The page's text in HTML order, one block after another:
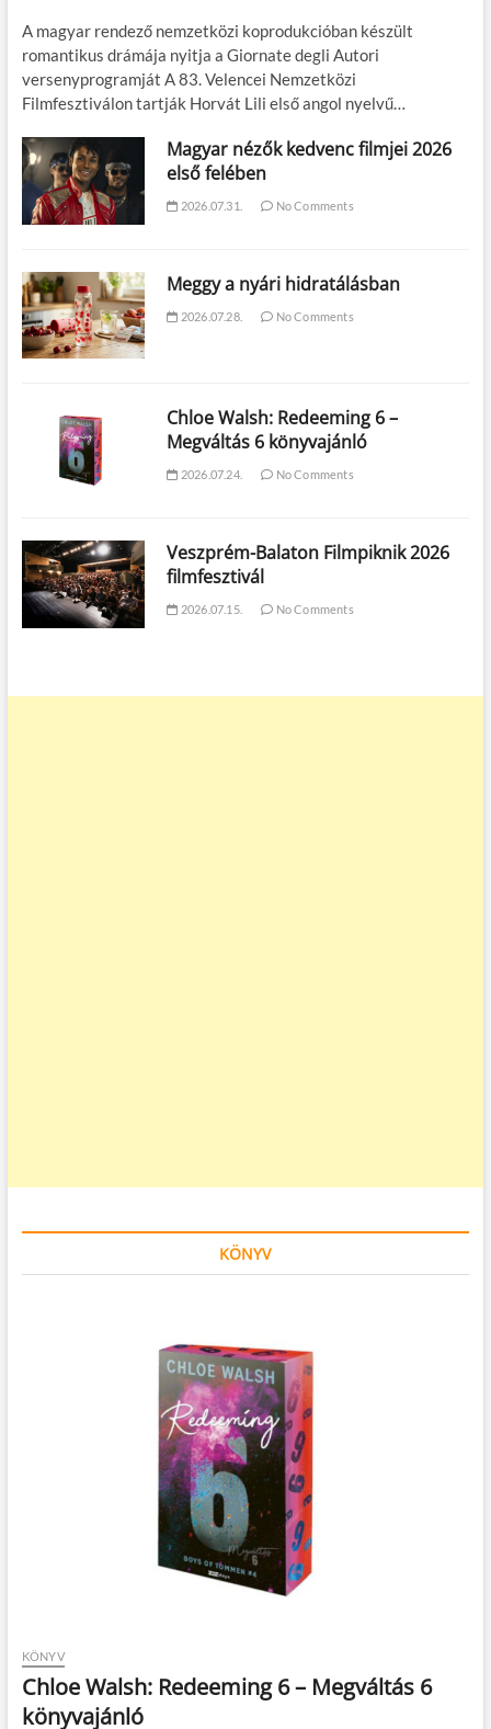
A magyar rendező nemzetközi koprodukcióban készült
romantikus drámája nyitja a Giornate degli Autori
versenyprogramját A 83. Velencei Nemzetközi
Filmfesztiválon tartják Horvát Lili első angol nyelvű…
Magyar nézők kedvenc filmjei 2026
első felében
2026.07.31. No Comments
Meggy a nyári hidratálásban
2026.07.28. No Comments
Chloe Walsh: Redeeming 6 –
Megváltás 6 könyvajánló
2026.07.24. No Comments
Veszprém-Balaton Filmpiknik 2026
filmfesztivál
2026.07.15. No Comments
KÖNYV
KÖNYV
Chloe Walsh: Redeeming 6 – Megváltás 6
könyvajánló